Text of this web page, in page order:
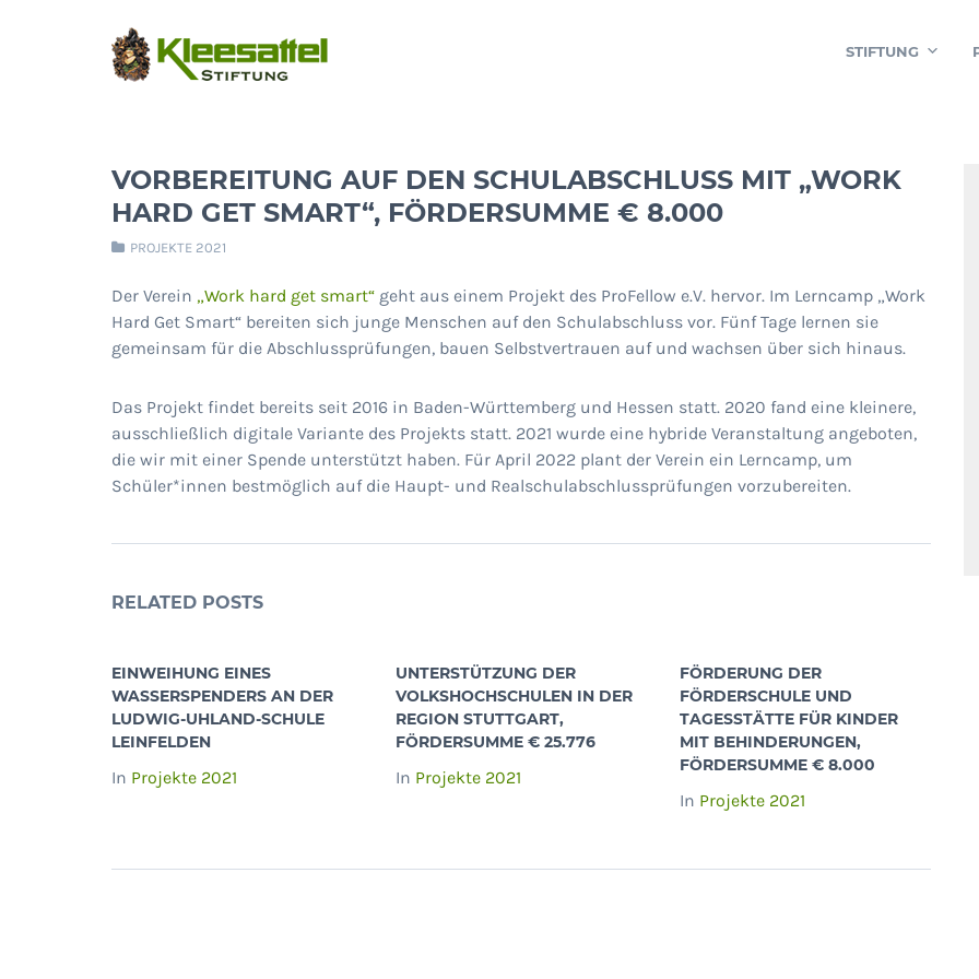
STIFTUNG
VORBEREITUNG AUF DEN SCHULABSCHLUSS MIT „WORK
HARD GET SMART“, FÖRDERSUMME € 8.000
PROJEKTE 2021
Der Verein „Work hard get smart“ geht aus einem Projekt des ProFellow e.V. hervor. Im Lerncamp „Work
Hard Get Smart“ bereiten sich junge Menschen auf den Schulabschluss vor. Fünf Tage lernen sie
gemeinsam für die Abschlussprüfungen, bauen Selbstvertrauen auf und wachsen über sich hinaus.
Das Projekt findet bereits seit 2016 in Baden-Württemberg und Hessen statt. 2020 fand eine kleinere,
ausschließlich digitale Variante des Projekts statt. 2021 wurde eine hybride Veranstaltung angeboten,
die wir mit einer Spende unterstützt haben. Für April 2022 plant der Verein ein Lerncamp, um
Schüler*innen bestmöglich auf die Haupt- und Realschulabschlussprüfungen vorzubereiten.
RELATED POSTS
EINWEIHUNG EINES
WASSERSPENDERS AN DER
LUDWIG-UHLAND-SCHULE
LEINFELDEN
In Projekte 2021
UNTERSTÜTZUNG DER
VOLKSHOCHSCHULEN IN DER
REGION STUTTGART,
FÖRDERSUMME € 25.776
In Projekte 2021
FÖRDERUNG DER
FÖRDERSCHULE UND
TAGESSTÄTTE FÜR KINDER
MIT BEHINDERUNGEN,
FÖRDERSUMME € 8.000
In Projekte 2021